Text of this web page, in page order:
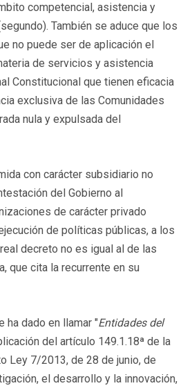
competencial, asistencia y
También se aduce que los
no puede ser de aplicación el
de servicios y asistencia
Constitucional que tienen eficacia
exclusiva de las Comunidades
nula y expulsada del
con carácter subsidiario no
del Gobierno al
de carácter privado
de políticas públicas, a los
decreto no es igual al de las
que cita la recurrente en su
ha dado en llamar "Entidades del
del artículo 149.1.18ª de la
Ley 7/2013, de 28 de junio, de
el desarrollo y la innovación,